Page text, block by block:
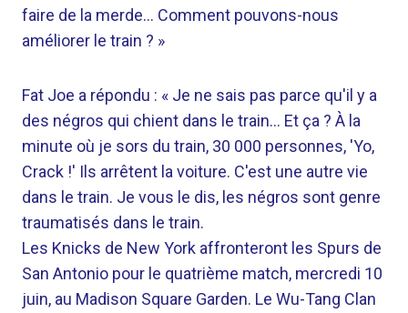
faire de la merde… Comment pouvons-nous
améliorer le train ? »
Fat Joe a répondu : « Je ne sais pas parce qu'il y a
des négros qui chient dans le train… Et ça ? À la
minute où je sors du train, 30 000 personnes, 'Yo,
Crack !' Ils arrêtent la voiture. C'est une autre vie
dans le train. Je vous le dis, les négros sont genre
traumatisés dans le train.
Les Knicks de New York affronteront les Spurs de
San Antonio pour le quatrième match, mercredi 10
juin, au Madison Square Garden. Le Wu-Tang Clan